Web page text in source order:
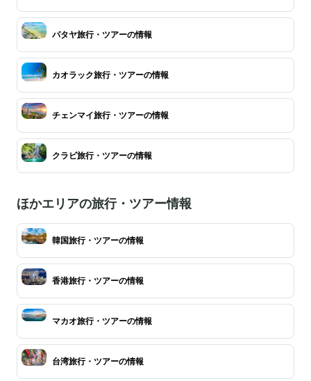
パタヤ旅行・ツアーの情報
カオラック旅行・ツアーの情報
チェンマイ旅行・ツアーの情報
クラビ旅行・ツアーの情報
ほかエリアの旅行・ツアー情報
韓国旅行・ツアーの情報
香港旅行・ツアーの情報
マカオ旅行・ツアーの情報
台湾旅行・ツアーの情報